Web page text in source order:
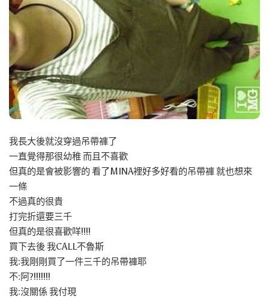
我長大後就沒穿過吊帶褲了
一直覺得那很幼稚 而且不喜歡
但真的是會被影響的 看了MINA裡好多好看的吊帶褲 就也想來
一條
不過真的很貴
打完折還要三千
但真的是很喜歡咩!!!!
買下去後 我CALL不魯斯
我:我剛剛買了一件三千的吊帶褲耶
不:阿?!!!!!!!
我:沒關係 我付現